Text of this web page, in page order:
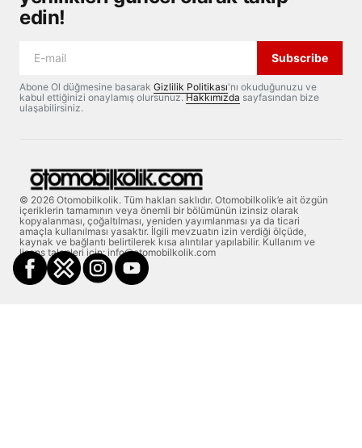
edin!
Subscribe
Abone Ol düğmesine basarak Gizlilik Politikası'nı okuduğunuzu ve
kabul ettiğinizi onaylamış olursunuz.Hakkımızda sayfasından bize
ulaşabilirsiniz.
© 2026 Otomobilkolik. Tüm hakları saklıdır. Otomobilkolik’e ait özgün
içeriklerin tamamının veya önemli bir bölümünün izinsiz olarak
kopyalanması, çoğaltılması, yeniden yayımlanması ya da ticari
amaçla kullanılması yasaktır. İlgili mevzuatın izin verdiği ölçüde,
kaynak ve bağlantı belirtilerek kısa alıntılar yapılabilir. Kullanım ve
lisans talepleri için: info@otomobilkolik.com